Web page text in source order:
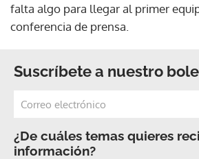
falta algo para llegar al primer
conferencia de prensa.
Suscríbete a nuestro
¿De cuáles temas quieres
información?